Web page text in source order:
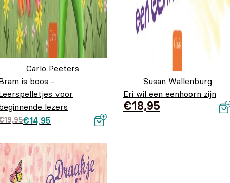
Carlo Peeters
is boos -
voor
lezers
19,95
prijs
€14,95
prijs is:
Susan Wallenburg
Eri wil een eenhoorn zijn
€18,95